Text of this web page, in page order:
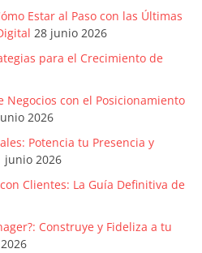
Estar al Paso con las Últimas
28 junio 2026
para el Crecimiento de
Negocios con el Posicionamiento
2026
Potencia tu Presencia y
junio 2026
Clientes: La Guía Definitiva de
Construye y Fideliza a tu